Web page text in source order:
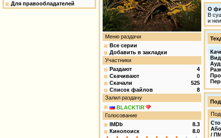
Для правообладателей
Меню раздачи
Все серии
Добавить в закладки
Участники
Раздают
4
Скачивают
0
Скачали
525
Список файлов
8
Залил раздачу
BLACKTIR
Голосование
IMDb
8.3
Кинопоиск
8.0
О
В
и
/